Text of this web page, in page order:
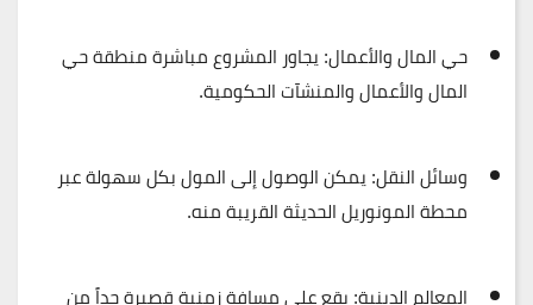
حي المال والأعمال:يجاور المشروع مباشرة منطقة حي
المال والأعمال والمنشآت الحكومية.
وسائل النقل:يمكن الوصول إلى المول بكل سهولة عبر
محطة المونوريلالحديثة القريبة منه.
المعالم الدينية: يقع على مسافة زمنية قصيرة جداً من